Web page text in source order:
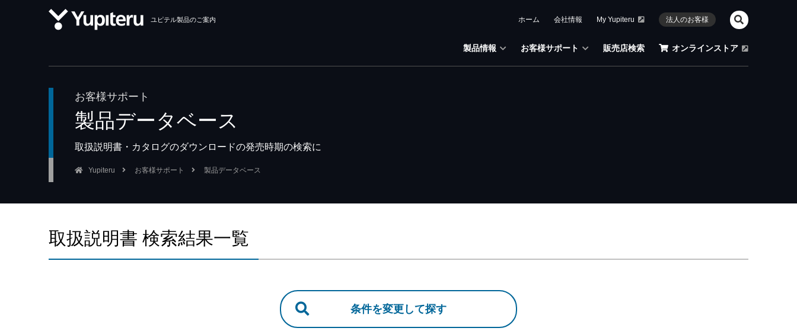
ユピテル製品のご案内 ホーム 会社情報 My Yupiteru 法人のお客様
製品情報 お客様サポート 販売店検索 オンラインストア
お客様サポート
製品データベース
取扱説明書・カタログのダウンロードの発売時期の検索に
Yupiteru お客様サポート 製品データベース
取扱説明書 検索結果一覧